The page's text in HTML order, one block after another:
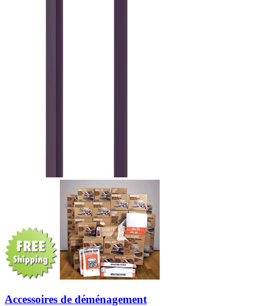
Accessoires de déménagement